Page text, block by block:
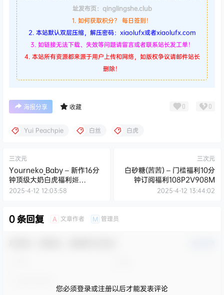
址发布页：qinglingshe.club
1. 如何获取积分？ 每日签到！
2. 本站默认双层压缩，解压密码：xiaolufx或者xiaolufx.com
3. 如链接无法下载、失效等问题请留言或者联系站长发工单！
4. 本站所有资源都来源于用户上传和网络，如版权争议请邮件站长
删除！
海报分享 收藏 0 0
Yui Peachpie 白丝 白虎
三次元
Yourneko_Baby – 新作16分
钟顶级大奶白虎福利姬
30P2V1.36G
2025-4-12 12:03:58
三次元
白砂糖(茜茜) – 门槛福利10分
钟订阅福利108P2V908M
2025-4-12 13:44:02
0 条回复 A 文章作者 M 管理员
您必须登录或注册以后才能发表评论